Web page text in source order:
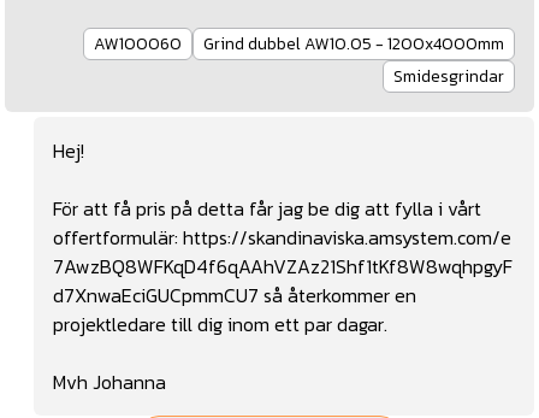
AW100060
Grind dubbel AW10.05 - 1200x4000mm
Smidesgrindar
Hej!
För att få pris på detta får jag be dig att fylla i vårt
offertformulär: https://skandinaviska.amsystem.com/e
7AwzBQ8WFKqD4f6qAAhVZAz21Shf1tKf8W8wqhpgyF
d7XnwaEciGUCpmmCU7 så återkommer en
projektledare till dig inom ett par dagar.
Mvh Johanna